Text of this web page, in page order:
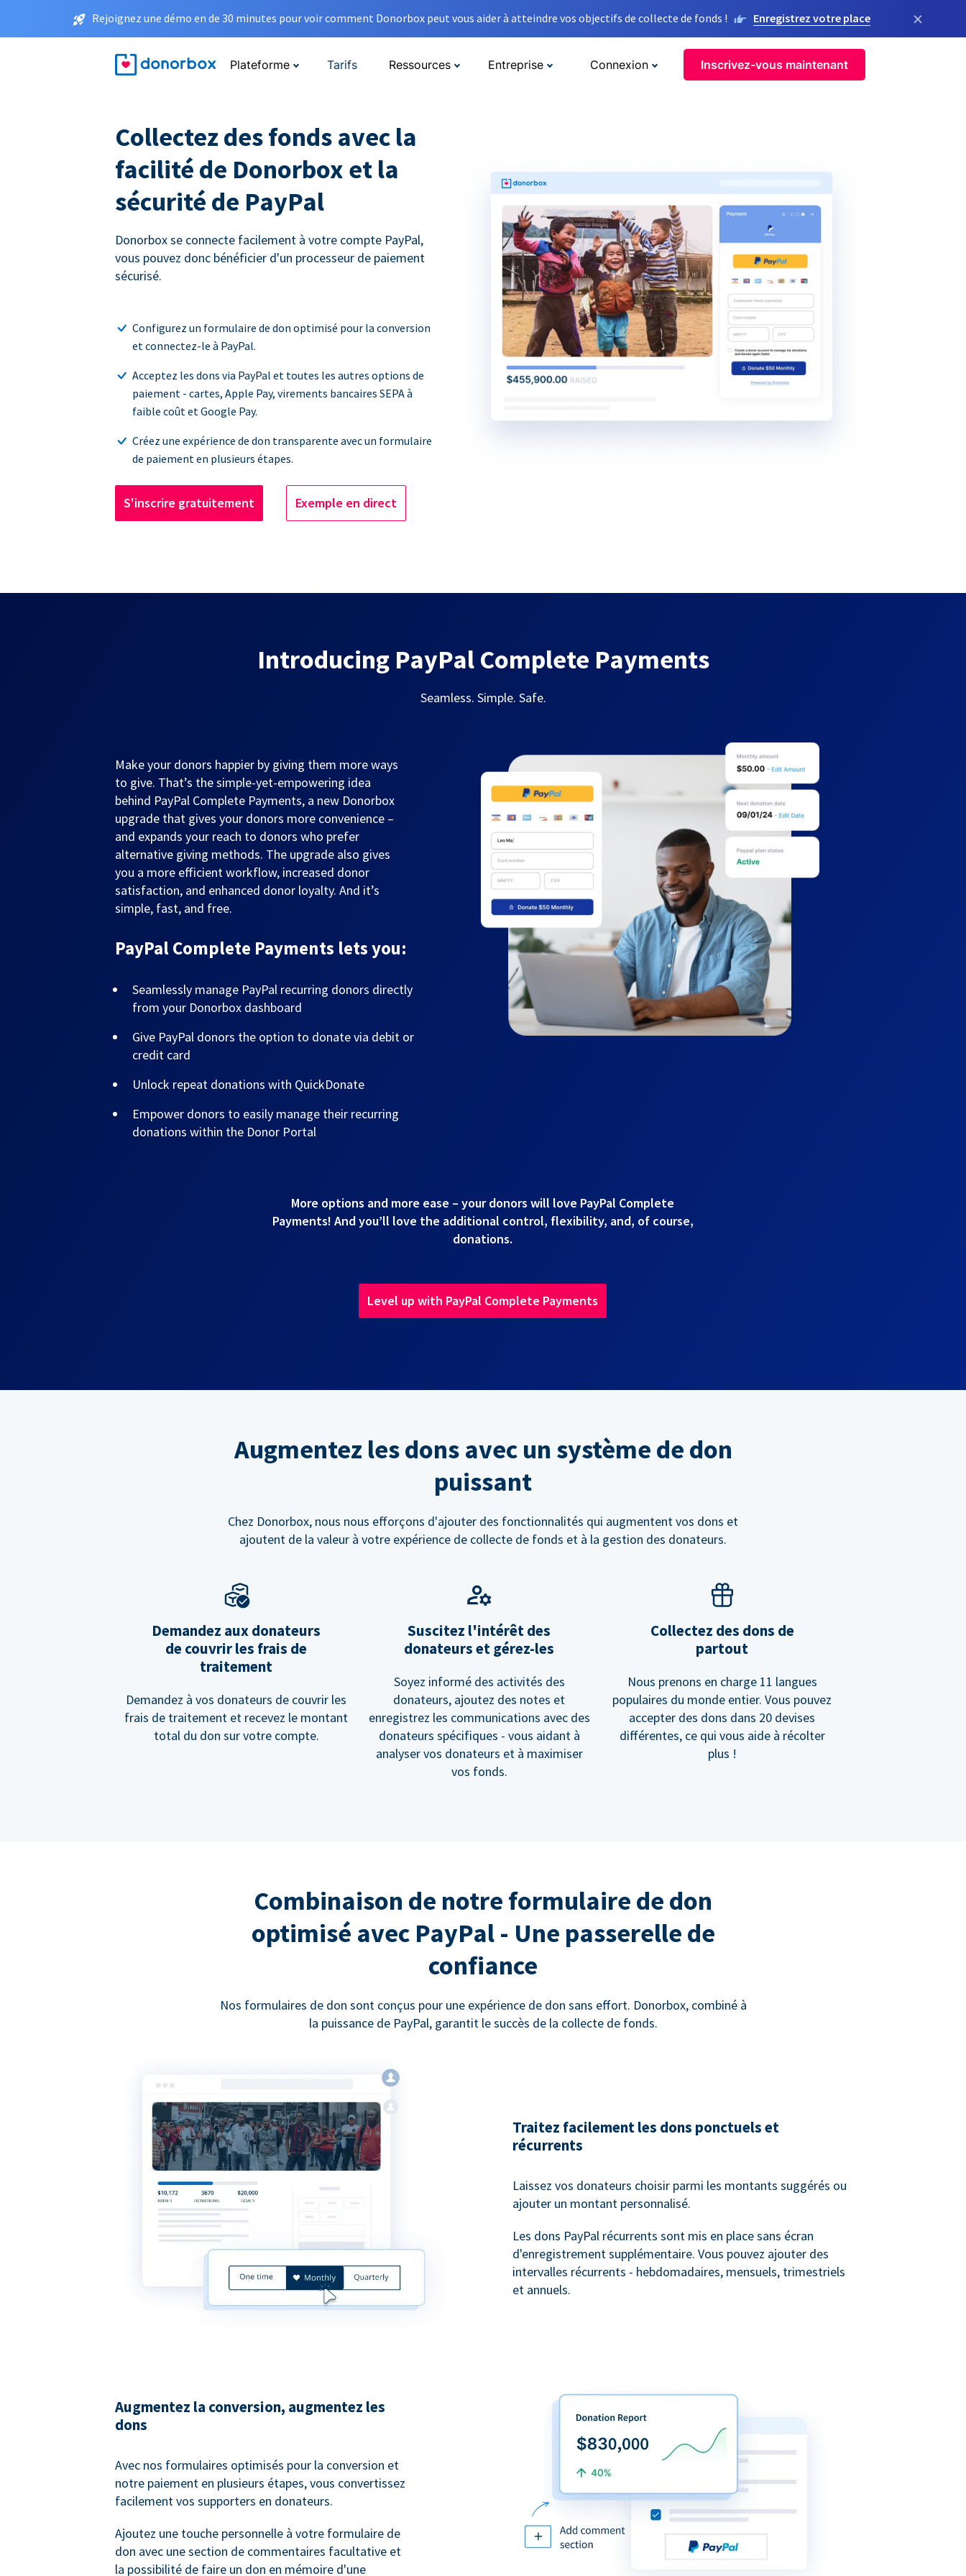
Rejoignez une démo en de 30 minutes pour voir comment Donorbox peut vous aider à atteindre vos objectifs de collecte de fonds ! Enregistrez votre place ×
Plateforme Tarifs Ressources Entreprise Connexion Inscrivez-vous maintenant
Collectez des fonds avec la
facilité de Donorbox et la
sécurité de PayPal
Donorbox se connecte facilement à votre compte PayPal,
vous pouvez donc bénéficier d'un processeur de paiement
sécurisé.
Configurez un formulaire de don optimisé pour la conversion
et connectez-le à PayPal.
Acceptez les dons via PayPal et toutes les autres options de
paiement - cartes, Apple Pay, virements bancaires SEPA à
faible coût et Google Pay.
Créez une expérience de don transparente avec un formulaire
de paiement en plusieurs étapes.
S'inscrire gratuitement Exemple en direct
Introducing PayPal Complete Payments
Seamless. Simple. Safe.
Make your donors happier by giving them more ways
to give. That’s the simple-yet-empowering idea
behind PayPal Complete Payments, a new Donorbox
upgrade that gives your donors more convenience –
and expands your reach to donors who prefer
alternative giving methods. The upgrade also gives
you a more efficient workflow, increased donor
satisfaction, and enhanced donor loyalty. And it’s
simple, fast, and free.
PayPal Complete Payments lets you:
Seamlessly manage PayPal recurring donors directly
from your Donorbox dashboard
Give PayPal donors the option to donate via debit or
credit card
Unlock repeat donations with QuickDonate
Empower donors to easily manage their recurring
donations within the Donor Portal
More options and more ease – your donors will love PayPal Complete
Payments! And you’ll love the additional control, flexibility, and, of course,
donations.
Level up with PayPal Complete Payments
Augmentez les dons avec un système de don
puissant
Chez Donorbox, nous nous efforçons d'ajouter des fonctionnalités qui augmentent vos dons et
ajoutent de la valeur à votre expérience de collecte de fonds et à la gestion des donateurs.
Demandez aux donateurs
de couvrir les frais de
traitement
Demandez à vos donateurs de couvrir les
frais de traitement et recevez le montant
total du don sur votre compte.
Suscitez l'intérêt des
donateurs et gérez-les
Soyez informé des activités des
donateurs, ajoutez des notes et
enregistrez les communications avec des
donateurs spécifiques - vous aidant à
analyser vos donateurs et à maximiser
vos fonds.
Collectez des dons de
partout
Nous prenons en charge 11 langues
populaires du monde entier. Vous pouvez
accepter des dons dans 20 devises
différentes, ce qui vous aide à récolter
plus !
Combinaison de notre formulaire de don
optimisé avec PayPal - Une passerelle de
confiance
Nos formulaires de don sont conçus pour une expérience de don sans effort. Donorbox, combiné à
la puissance de PayPal, garantit le succès de la collecte de fonds.
Traitez facilement les dons ponctuels et
récurrents
Laissez vos donateurs choisir parmi les montants suggérés ou
ajouter un montant personnalisé.
Les dons PayPal récurrents sont mis en place sans écran
d'enregistrement supplémentaire. Vous pouvez ajouter des
intervalles récurrents - hebdomadaires, mensuels, trimestriels
et annuels.
Augmentez la conversion, augmentez les
dons
Avec nos formulaires optimisés pour la conversion et
notre paiement en plusieurs étapes, vous convertissez
facilement vos supporters en donateurs.
Ajoutez une touche personnelle à votre formulaire de
don avec une section de commentaires facultative et
la possibilité de faire un don en mémoire d'une